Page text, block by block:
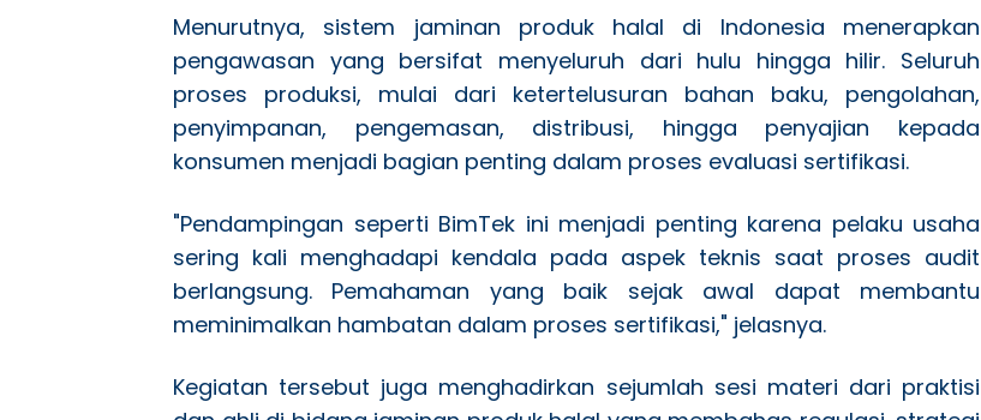
Menurutnya, sistem jaminan produk halal di Indonesia menerapkan
pengawasan yang bersifat menyeluruh dari hulu hingga hilir. Seluruh
proses produksi, mulai dari ketertelusuran bahan baku, pengolahan,
penyimpanan, pengemasan, distribusi, hingga penyajian kepada
konsumen menjadi bagian penting dalam proses evaluasi sertifikasi.
"Pendampingan seperti BimTek ini menjadi penting karena pelaku usaha
sering kali menghadapi kendala pada aspek teknis saat proses audit
berlangsung. Pemahaman yang baik sejak awal dapat membantu
meminimalkan hambatan dalam proses sertifikasi," jelasnya.
Kegiatan tersebut juga menghadirkan sejumlah sesi materi dari praktisi